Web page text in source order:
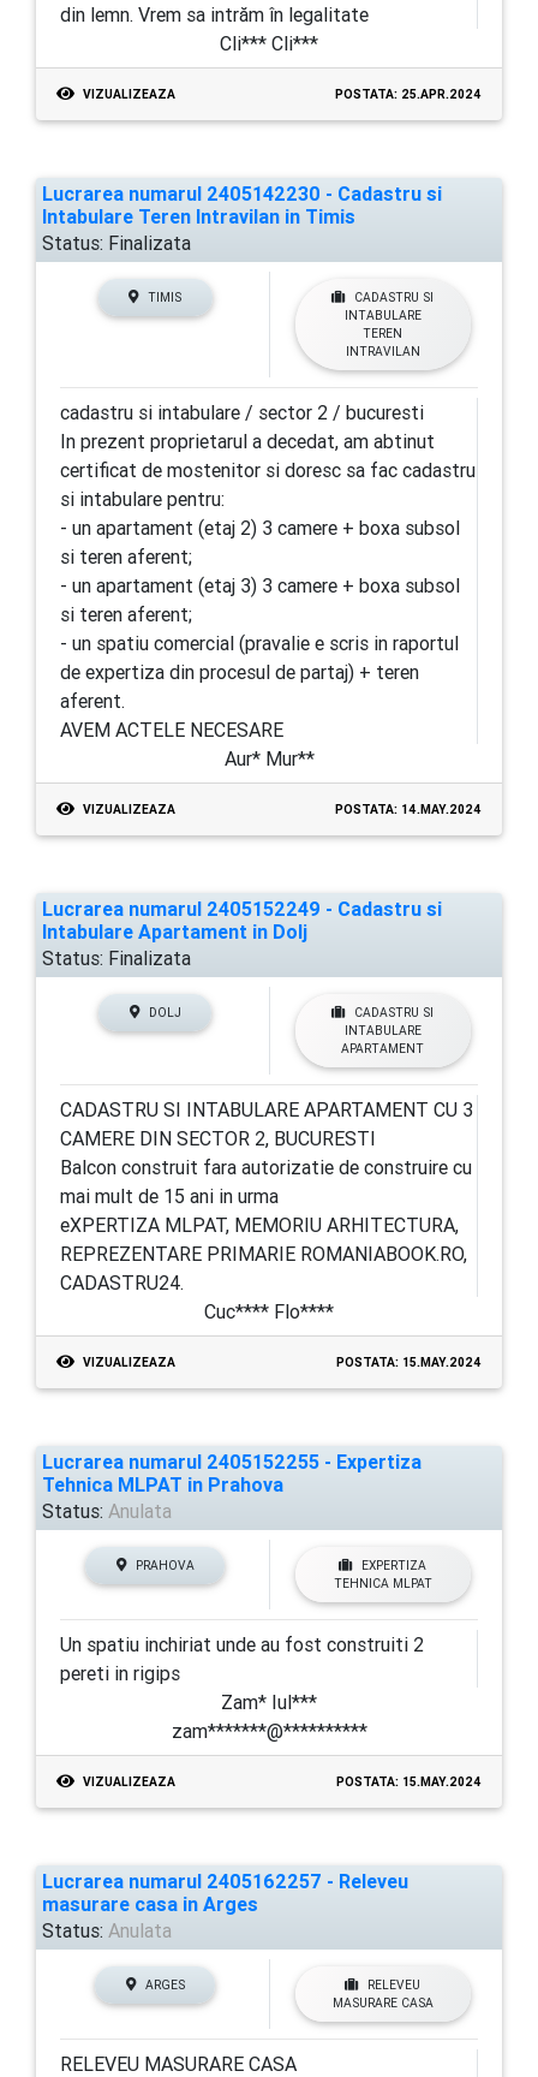
din lemn. Vrem sa intrăm în legalitate
Cli*** Cli***
VIZUALIZEAZA POSTATA: 25.APR.2024
Lucrarea numarul 2405142230 - Cadastru si
Intabulare Teren Intravilan in Timis
Status: Finalizata
TIMIS
CADASTRU SI
INTABULARE
TEREN
INTRAVILAN
cadastru si intabulare / sector 2 / bucuresti
In prezent proprietarul a decedat, am abtinut
certificat de mostenitor si doresc sa fac cadastru
si intabulare pentru:
- un apartament (etaj 2) 3 camere + boxa subsol
si teren aferent;
- un apartament (etaj 3) 3 camere + boxa subsol
si teren aferent;
- un spatiu comercial (pravalie e scris in raportul
de expertiza din procesul de partaj) + teren
aferent.
AVEM ACTELE NECESARE
Aur* Mur**
VIZUALIZEAZA POSTATA: 14.MAY.2024
Lucrarea numarul 2405152249 - Cadastru si
Intabulare Apartament in Dolj
Status: Finalizata
DOLJ
CADASTRU SI
INTABULARE
APARTAMENT
CADASTRU SI INTABULARE APARTAMENT CU 3
CAMERE DIN SECTOR 2, BUCURESTI
Balcon construit fara autorizatie de construire cu
mai mult de 15 ani in urma
eXPERTIZA MLPAT, MEMORIU ARHITECTURA,
REPREZENTARE PRIMARIE ROMANIABOOK.RO,
CADASTRU24.
Cuc**** Flo****
VIZUALIZEAZA POSTATA: 15.MAY.2024
Lucrarea numarul 2405152255 - Expertiza
Tehnica MLPAT in Prahova
Status: Anulata
PRAHOVA
EXPERTIZA
TEHNICA MLPAT
Un spatiu inchiriat unde au fost construiti 2
pereti in rigips
Zam* Iul***
zam*******@**********
VIZUALIZEAZA POSTATA: 15.MAY.2024
Lucrarea numarul 2405162257 - Releveu
masurare casa in Arges
Status: Anulata
ARGES
RELEVEU
MASURARE CASA
RELEVEU MASURARE CASA